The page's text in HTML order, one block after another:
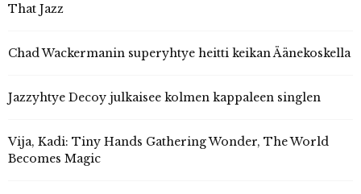
That Jazz
Chad Wackermanin superyhtye heitti keikan Äänekoskella
Jazzyhtye Decoy julkaisee kolmen kappaleen singlen
Vija, Kadi: Tiny Hands Gathering Wonder, The World
Becomes Magic